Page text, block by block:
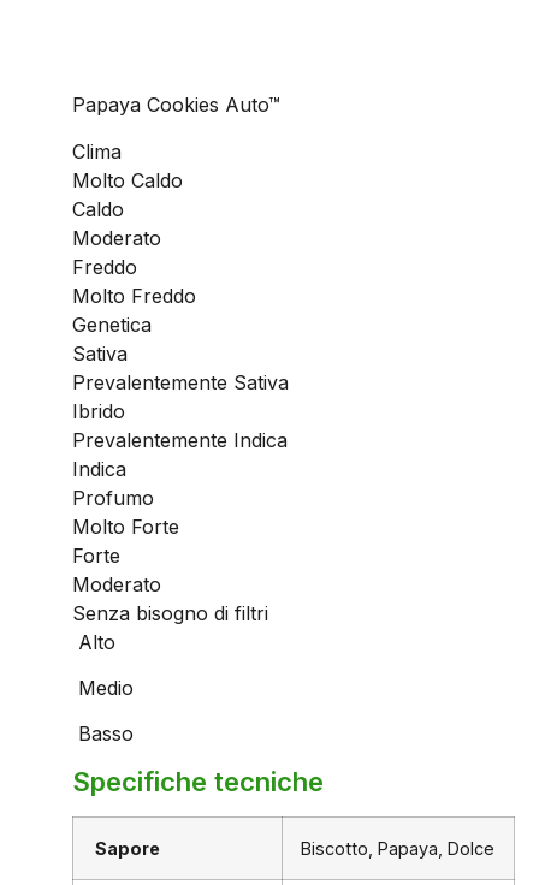
Papaya Cookies Auto™
Clima
Molto Caldo
Caldo
Moderato
Freddo
Molto Freddo
Genetica
Sativa
Prevalentemente Sativa
Ibrido
Prevalentemente Indica
Indica
Profumo
Molto Forte
Forte
Moderato
Senza bisogno di filtri
Alto
Medio
Basso
Specifiche tecniche
Sapore Biscotto, Papaya, Dolce